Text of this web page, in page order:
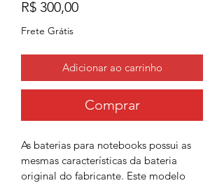
R$ 300,00Preço
Frete Grátis
Adicionar ao carrinho
Comprar
As baterias para notebooks possui as
mesmas características da bateria
original do fabricante. Este modelo